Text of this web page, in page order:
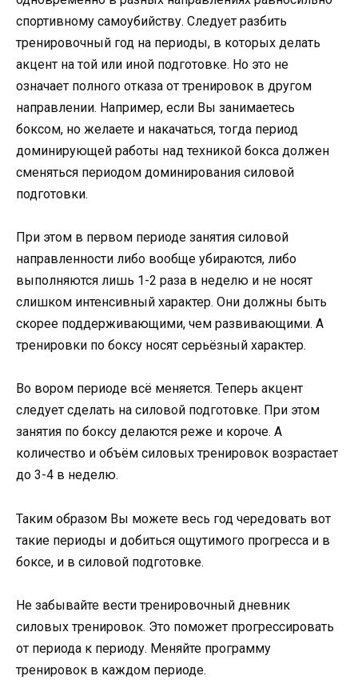
спортивному самоубийству. Следует разбить
тренировочный год на периоды, в которых делать
акцент на той или иной подготовке. Но это не
означает полного отказа от тренировок в другом
направлении. Например, если Вы занимаетесь
боксом, но желаете и накачаться, тогда период
доминирующей работы над техникой бокса должен
сменяться периодом доминирования силовой
подготовки.
При этом в первом периоде занятия силовой
направленности либо вообще убираются, либо
выполняются лишь 1-2 раза в неделю и не носят
слишком интенсивный характер. Они должны быть
скорее поддерживающими, чем развивающими. А
тренировки по боксу носят серьёзный характер.
Во вором периоде всё меняется. Теперь акцент
следует сделать на силовой подготовке. При этом
занятия по боксу делаются реже и короче. А
количество и объём силовых тренировок возрастает
до 3-4 в неделю.
Таким образом Вы можете весь год чередовать вот
такие периоды и добиться ощутимого прогресса и в
боксе, и в силовой подготовке.
Не забывайте вести тренировочный дневник
силовых тренировок. Это поможет прогрессировать
от периода к периоду. Меняйте программу
тренировок в каждом периоде.